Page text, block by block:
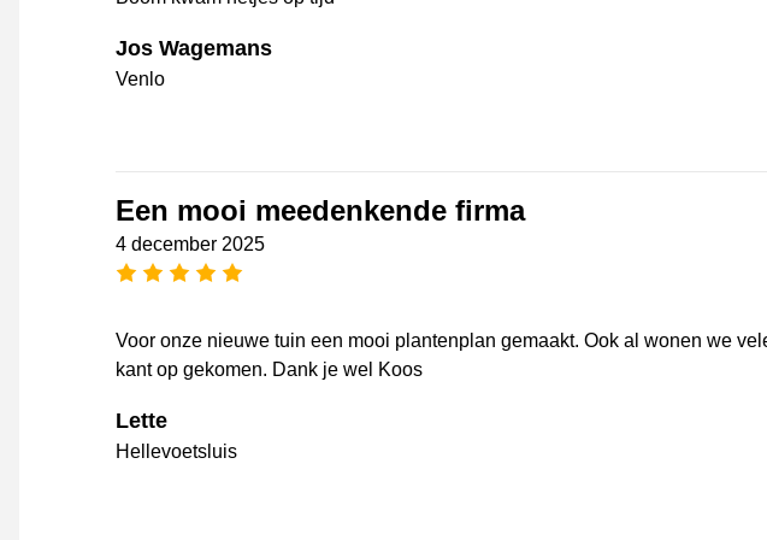
Jos Wagemans
Venlo
Een mooi meedenkende firma
4 december 2025
5 sterren
Voor onze nieuwe tuin een mooi plantenplan gemaakt. Ook al wonen we
kant op gekomen. Dank je wel Koos
Lette
Hellevoetsluis